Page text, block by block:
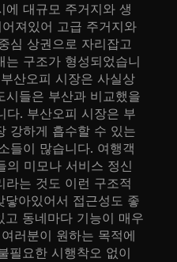
대규모 주거지와 생
져있어 고급 주거지와
심 상권으로 자리잡고
구조가 형성되었습니
산오피 시장은 사실상
들은 부산과 비교했을
다. 부산오피 시장은 부
강하게 흡수할 수 있는
들이 많습니다. 여행객
의 미모나 서비스 정신
는 것도 이런 구조적
아있어서 접근성도 좋
동네마다 기능이 매우
러분이 원하는 목적에
필요한 시행착오 없이